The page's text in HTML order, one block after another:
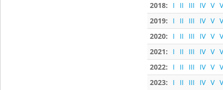
2018:
I II III IV V
2019:
I II III IV V
2020:
I II III IV V
2021:
I II III IV V
2022:
I II III IV V
2023:
I II III IV V